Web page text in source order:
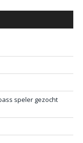
speler gezocht